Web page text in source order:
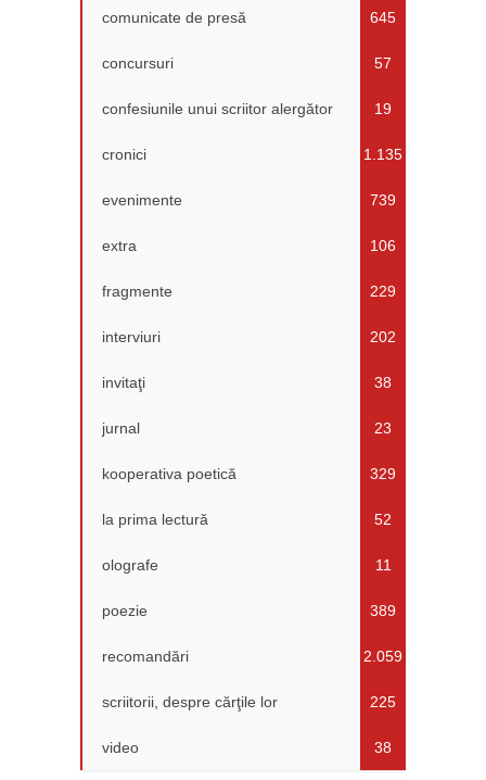
comunicate de presă 645
concursuri 57
confesiunile unui scriitor alergător 19
cronici 1.135
evenimente 739
extra 106
fragmente 229
interviuri 202
invitaţi 38
jurnal 23
kooperativa poetică 329
la prima lectură 52
olografe 11
poezie 389
recomandări 2.059
scriitorii, despre cărţile lor 225
video 38